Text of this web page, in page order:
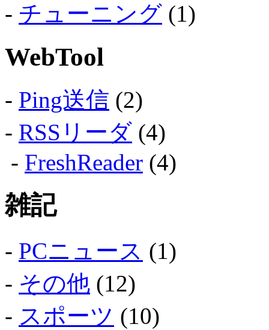
- チューニング (1)
WebTool
- Ping送信 (2)
- RSSリーダ (4)
- FreshReader (4)
雑記
- PCニュース (1)
- その他 (12)
- スポーツ (10)